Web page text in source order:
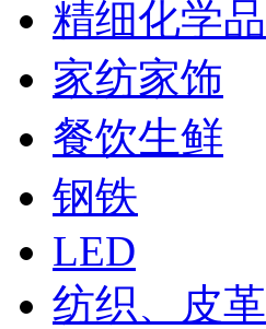
精细化学品
家纺家饰
餐饮生鲜
钢铁
LED
纺织、皮革